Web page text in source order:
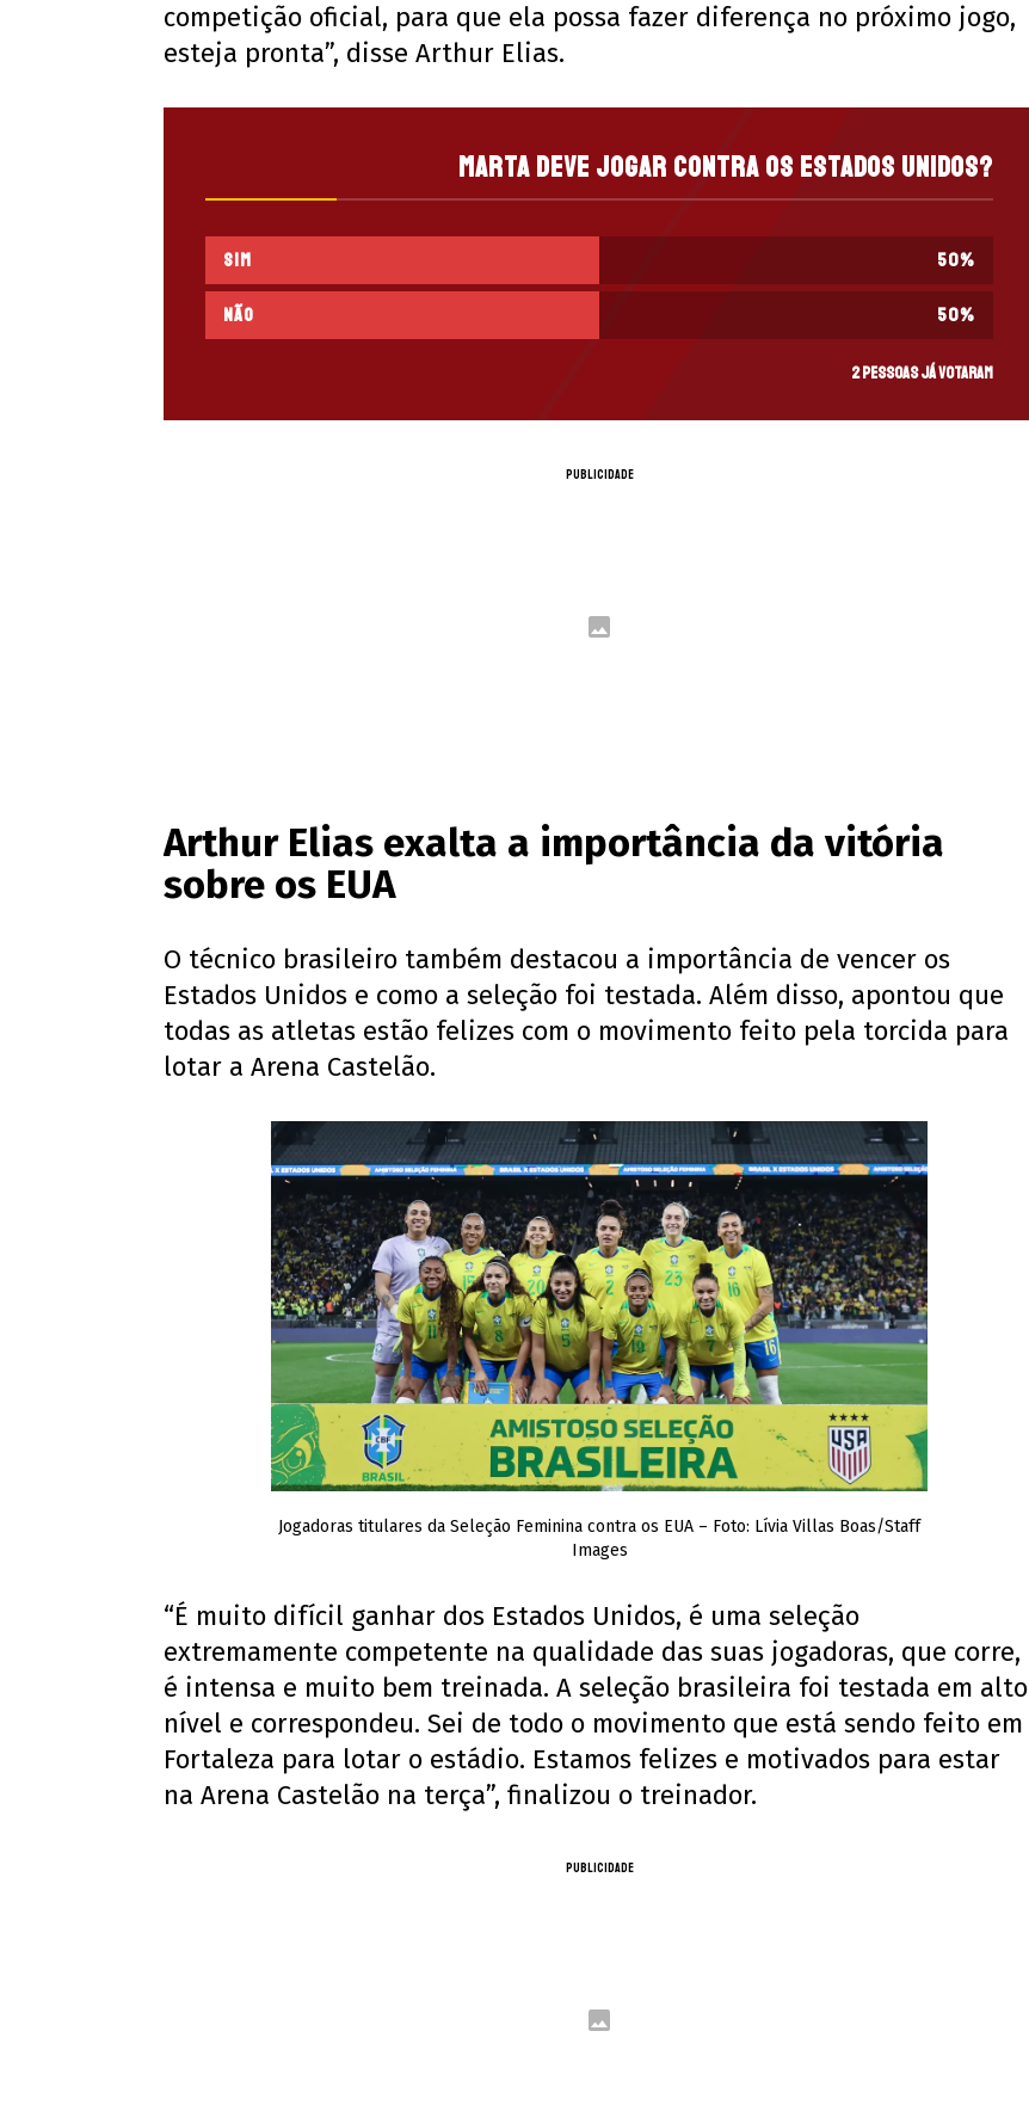
competição oficial, para que ela possa fazer diferença no próximo jogo,
esteja pronta”, disse Arthur Elias.
Marta deve jogar contra os Estados Unidos?
Sim 50%
Não 50%
2 pessoas já votaram
PUBLICIDADE
Arthur Elias exalta a importância da vitória
sobre os EUA
O técnico brasileiro também destacou a importância de vencer os
Estados Unidos e como a seleção foi testada. Além disso, apontou que
todas as atletas estão felizes com o movimento feito pela torcida para
lotar a Arena Castelão.
Jogadoras titulares da Seleção Feminina contra os EUA – Foto: Lívia Villas Boas/Staff
Images
“É muito difícil ganhar dos Estados Unidos, é uma seleção
extremamente competente na qualidade das suas jogadoras, que corre,
é intensa e muito bem treinada. A seleção brasileira foi testada em alto
nível e correspondeu. Sei de todo o movimento que está sendo feito em
Fortaleza para lotar o estádio. Estamos felizes e motivados para estar
na Arena Castelão na terça”, finalizou o treinador.
PUBLICIDADE